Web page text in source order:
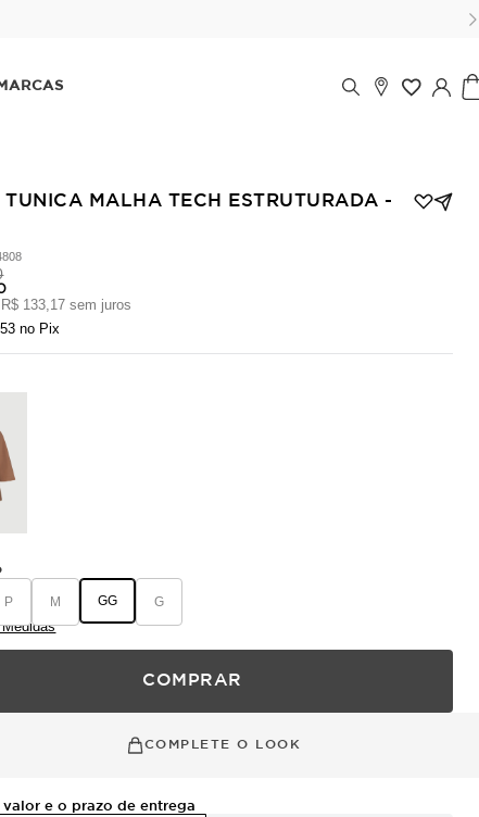
reais) sem juros!
TUNICA MALHA TECH ESTRUTURADA -
R$ 133,17 sem juros
no Pix
P M GG G
COMPRAR
COMPLETE O LOOK
valor e o prazo de entrega